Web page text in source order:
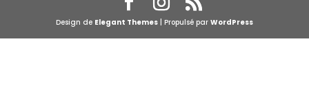
Design de Elegant Themes| Propulsé par WordPress